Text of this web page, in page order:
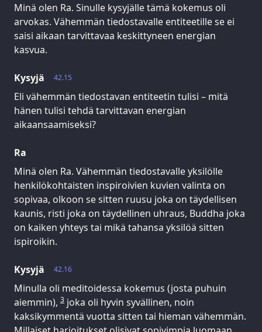
Minä olen Ra. Sinulle kysyjälle tämä kokemus oli
arvokas. Vähemmän tiedostavalle entiteetille se ei
saisi aikaan tarvittavaa keskittyneen energian
kasvua.
42.15
Kysyjä
Eli vähemmän tiedostavan entiteetin tulisi – mitä
hänen tulisi tehdä tarvittavan energian
aikaansaamiseksi?
Ra
Minä olen Ra. Vähemmän tiedostavalle yksilölle
henkilökohtaisten inspiroivien kuvien valinta on
sopivaa, olkoon se sitten ruusu joka on täydellisen
kaunis, risti joka on täydellinen uhraus, Buddha joka
on kaiken yhteys tai mikä tahansa yksilöä sitten
ispiroikin.
42.16
Kysyjä
Minulla oli meditoidessa kokemus (josta puhuin
aiemmin), 3 joka oli hyvin syvällinen, noin
kaksikymmentä vuotta sitten tai hieman vähemmän.